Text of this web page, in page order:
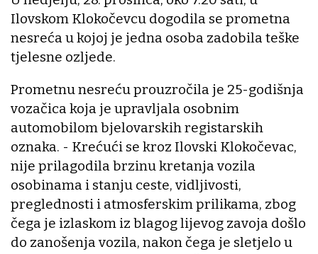
Ilovskom Klokočevcu dogodila se prometna
nesreća u kojoj je jedna osoba zadobila teške
tjelesne ozljede.
Prometnu nesreću prouzročila je 25-godišnja
vozačica koja je upravljala osobnim
automobilom bjelovarskih registarskih
oznaka. - Krećući se kroz Ilovski Klokočevac,
nije prilagodila brzinu kretanja vozila
osobinama i stanju ceste, vidljivosti,
preglednosti i atmosferskim prilikama, zbog
čega je izlaskom iz blagog lijevog zavoja došlo
do zanošenja vozila, nakon čega je sletjelo u